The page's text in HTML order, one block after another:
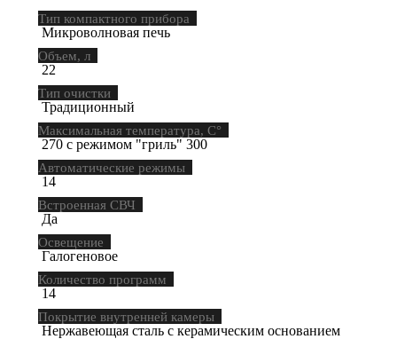
Тип компактного прибора
Микроволновая печь
Объем, л
22
Тип очистки
Традиционный
Максимальная температура, С°
270 с режимом "гриль" 300
Автоматические режимы
14
Встроенная СВЧ
Да
Освещение
Галогеновое
Количество программ
14
Покрытие внутренней камеры
Нержавеющая сталь с керамическим основанием